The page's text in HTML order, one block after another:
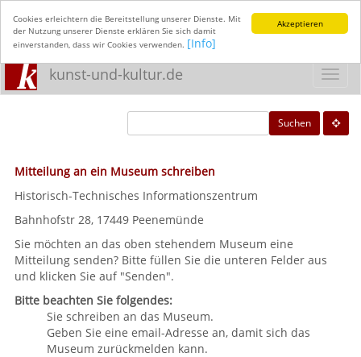
Akzeptieren
Cookies erleichtern die Bereitstellung unserer Dienste. Mit
der Nutzung unserer Dienste erklären Sie sich damit
einverstanden, dass wir Cookies verwenden. [Info]
kunst-und-kultur.de
Suchen
Mitteilung an ein Museum schreiben
Historisch-Technisches Informationszentrum
Bahnhofstr 28, 17449 Peenemünde
Sie möchten an das oben stehendem Museum eine
Mitteilung senden? Bitte füllen Sie die unteren Felder aus
und klicken Sie auf "Senden".
Bitte beachten Sie folgendes:
Sie schreiben an das Museum.
Geben Sie eine email-Adresse an, damit sich das
Museum zurückmelden kann.